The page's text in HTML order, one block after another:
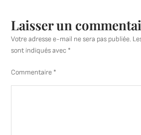
Laisser un
Votre adresse e-mail ne sera pas publiée.
sont indiqués avec *
Commentaire *